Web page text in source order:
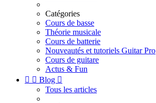
Catégories
Cours de basse
Théorie musicale
Cours de batterie
Nouveautés et tutoriels Guitar Pro
Cours de guitare
Actus & Fun
  Blog 
Tous les articles